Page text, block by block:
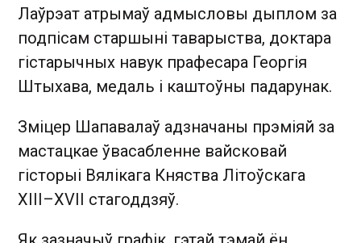
Лаўрэат атрымаў адмысловы дыплом за
подпісам старшыні таварыства, доктара
гістарычных навук прафесара Георгія
Штыхава, медаль і каштоўны падарунак.
Зміцер Шапавалаў адзначаны прэміяй за
мастацкае ўвасабленне вайсковай
гісторыі Вялікага Княства Літоўскага
XIII–XVII стагоддзяў.